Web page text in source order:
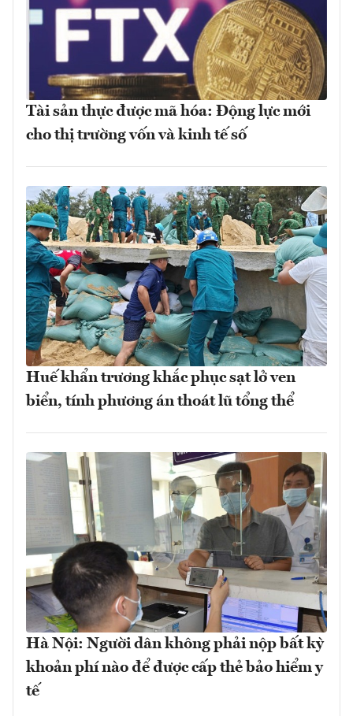
Tài sản thực được mã hóa: Động lực mới
cho thị trường vốn và kinh tế số
Huế khẩn trương khắc phục sạt lở ven
biển, tính phương án thoát lũ tổng thể
Hà Nội: Người dân không phải nộp bất kỳ
khoản phí nào để được cấp thẻ bảo hiểm y
tế